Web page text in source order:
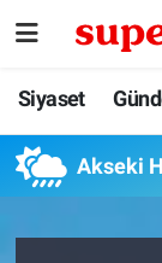
Siyaset
Akseki
Siyaset
Gündem
İstanbul
İstanbul